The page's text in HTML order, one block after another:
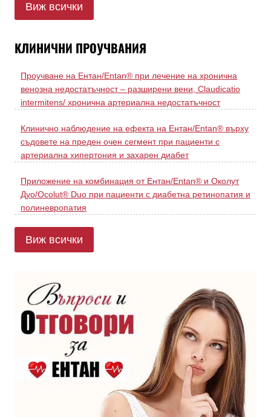
Виж всички
КЛИНИЧНИ ПРОУЧВАНИЯ
Проучване на Ентан/Entan® при лечение на хронична
венозна недостатъчност – разширени вени, Claudicatio
intermitens/ хронична артериална недостатъчност
Клинично наблюдение на ефекта на Ентан/Entan® върху
съдовете на преден очен сегмент при пациенти с
артериална хипертония и захарен диабет
Приложение на комбинация от Ентан/Entan® и Околут
Дуо/Ocolut® Duo при пациенти с диабетна ретинопатия и
полиневропатия
Виж всички